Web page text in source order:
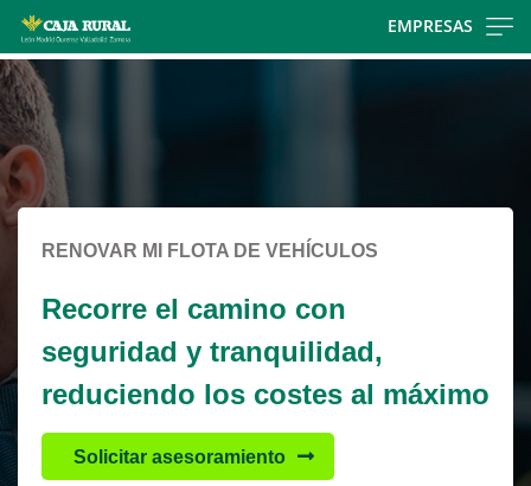
EMPRESAS
Cargando
contenido,
por
favor
espere...
RENOVAR MI FLOTA DE VEHÍCULOS
Recorre el camino con
seguridad y tranquilidad,
reduciendo los costes al máximo
Solicitar asesoramiento